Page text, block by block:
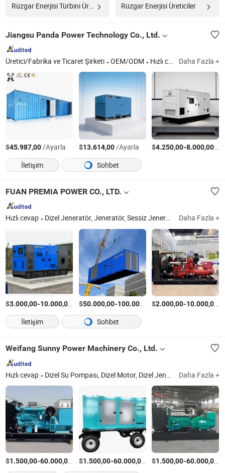
Rüzgar Enerjisi Türbini Üreticiler Rüzgar Enerjisi Üreticiler
Jiangsu Panda Power Technology Co., Ltd.
Üretici/Fabrika ve Ticaret Şirketi OEM/ODM Hızlı cevap Daha Fazla +
$45.987,00/Ayarla $13.614,00/Ayarla $4.250,00-8.000,00/
İletişim
Sohbet
FUAN PREMIA POWER CO., LTD.
Hızlı cevap Dizel Jeneratör, Jeneratör, Sessiz Jeneratör, Sessiz Dizel Jeneratör, Jeneratör Seti, Güç Jeneratörü, Sessiz Jeneratör Seti, Elektrik Jeneratörü, Dizel Jeneratör Seti, Sessiz Dizel Jeneratör Serisi Daha Fazla +
$3.000,00-10.000,00 /Ayarla
$50.000,00-100.000,00 /Ayarla
$2.000,00-10.000,00 /
İletişim
Sohbet
Weifang Sunny Power Machinery Co., Ltd.
Hızlı cevap Dizel Su Pompası, Dizel Motor, Dizel Jeneratör, Acil Durum Dizel Jeneratörü, Sulama Pompası, Ağır Hizmet Dizel Jeneratörü, Kendiliğinden Suyunu Çeken Su Pompası, Sessiz Dizel Jeneratör, Daldırma Su Pompası, Taşınabilir Jeneratör Daha Fazla +
$1.500,00-60.000,00 /Ayarla
$1.500,00-60.000,00 /Ayarla
$1.500,00-60.000,00 /